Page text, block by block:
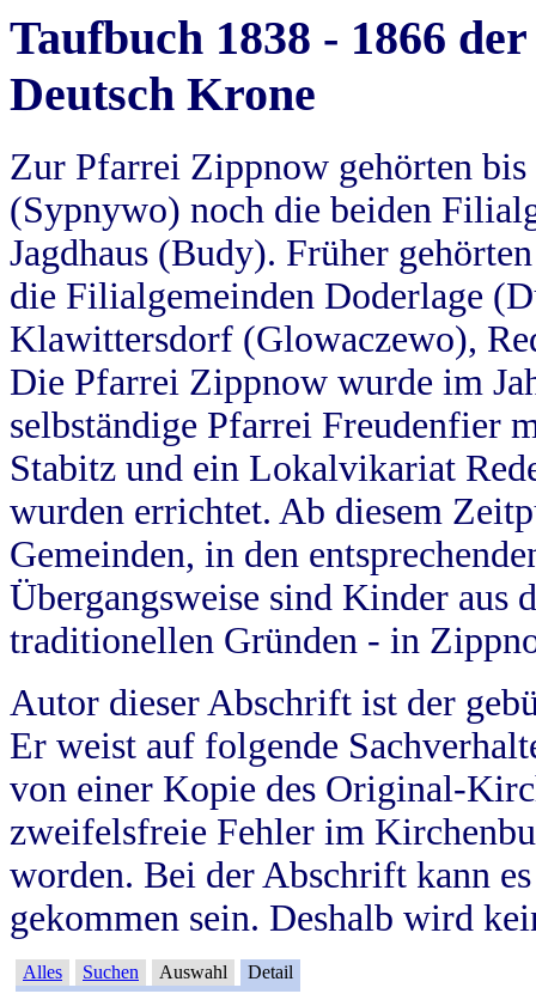
Taufbuch 1838 - 1866
Deutsch Krone
Zur Pfarrei Zippnow gehörten
(Sypnywo) noch die beiden
Jagdhaus (Budy). Früher
die Filialgemeinden Doderlage
Klawittersdorf (Glowaczewo),
Die Pfarrei Zippnow wurde im
selbständige Pfarrei Freudenfier
Stabitz und ein Lokalvikariat
wurden errichtet. Ab diesem
Gemeinden, in den
Übergangsweise sind Kinder aus
traditionellen Gründen - in
Autor dieser Abschrift ist der
Er weist auf folgende
von einer Kopie des Original-
zweifelsfreie Fehler im
worden. Bei der Abschrift kann
gekommen sein. Deshalb wird
Alles Suchen Auswahl Detail